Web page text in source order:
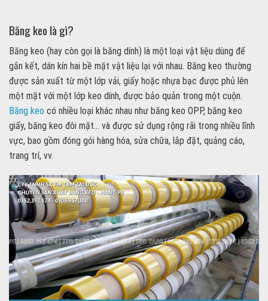
Băng keo là gì?
Băng keo (hay còn gọi là băng dính) là một loại vật liệu dùng để
gắn kết, dán kín hai bề mặt vật liệu lại với nhau. Băng keo thường
được sản xuất từ một lớp vải, giấy hoặc nhựa bạc được phủ lên
một mặt với một lớp keo dính, được bảo quản trong một cuộn.
Băng keo có nhiều loại khác nhau như băng keo OPP, băng keo
giấy, băng keo đôi mặt… và được sử dụng rộng rãi trong nhiều lĩnh
vực, bao gồm đóng gói hàng hóa, sửa chữa, lắp đặt, quảng cáo,
trang trí, vv.